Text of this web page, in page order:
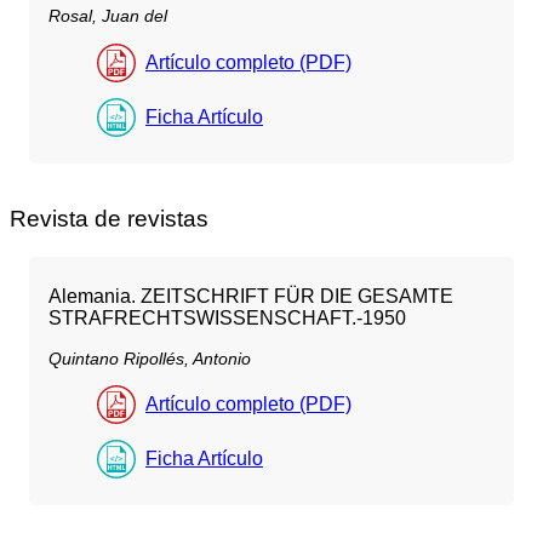
Rosal, Juan del
Artículo completo (PDF)
Ficha Artículo
Revista de revistas
Alemania. ZEITSCHRIFT FÜR DIE GESAMTE
STRAFRECHTSWISSENSCHAFT.-1950
Quintano Ripollés, Antonio
Artículo completo (PDF)
Ficha Artículo